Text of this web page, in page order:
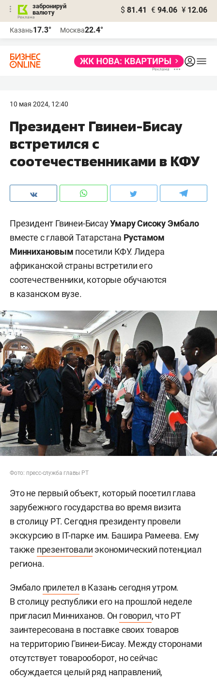
забронируй
валюту
$ 81.41 € 94.06 ¥ 12.06
Казань17.3° Москва22.4°
10 мая 2024, 12:40
Президент Гвинеи-Бисау
встретился с
соотечественниками в КФУ
Президент Гвинеи-БисауУмару Сисоку Эмбало
вместе с главой Татарстана Рустамом
Миннихановым посетили КФУ. Лидера
африканской страны встретили его
соотечественники, которые обучаются
в казанском вузе.
Фото: пресс-служба главы РТ
Это не первый объект, который посетил глава
зарубежного государства во время визита
в столицу РТ. Сегодня президенту провели
экскурсию в IT-парке им. Башира Рамеева. Ему
также презентовали экономический потенциал
региона.
Эмбало прилетел в Казань сегодня утром.
В столицу республики его на прошлой неделе
пригласил Минниханов. Он говорил, что РТ
заинтересована в поставке своих товаров
на территорию Гвинеи-Бисау. Между сторонами
отсутствует товарооборот, но сейчас
обсуждается целый ряд направлений,